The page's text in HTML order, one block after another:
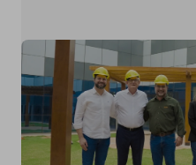
INSTITUCIONAL 05/08/